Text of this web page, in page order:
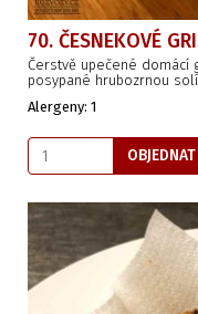
70. ČESNEKOVÉ
Čerstvě upečené
posypané hrubozrnou
Alergeny: 1
OBJEDNAT